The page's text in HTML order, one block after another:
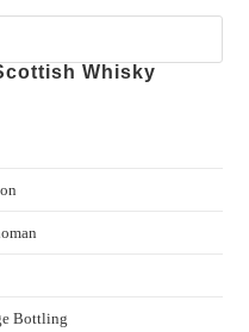
Whisky
Bottling